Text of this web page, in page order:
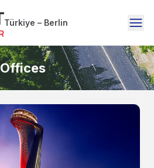
Türkiye – Berlin
Offices